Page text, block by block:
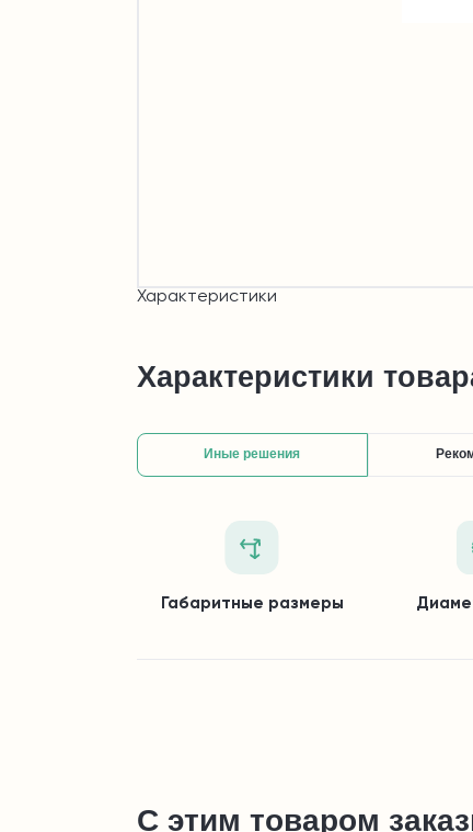
Характеристики
Характеристики
Иные решения
Габаритные размеры
С этим товаром